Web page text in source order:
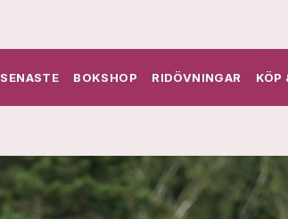
SENASTE BOKSHOP RIDÖVNINGAR KÖP